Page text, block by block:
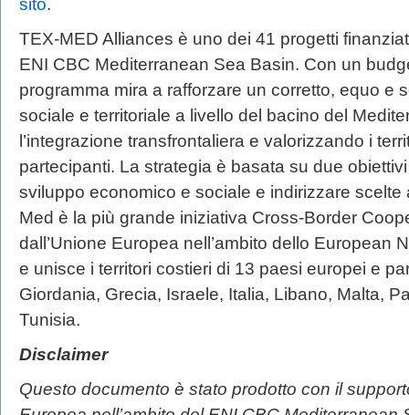
sito.
TEX-MED Alliances è uno dei 41 progetti
ENI CBC Mediterranean Sea Basin. Con un
programma mira a rafforzare un corretto, equo e
sociale e territoriale a livello del bacino del
l’integrazione transfrontaliera e valorizzando i
partecipanti. La strategia è basata su due
sviluppo economico e sociale e indirizzare scelte
Med è la più grande iniziativa Cross-Border
dall’Unione Europea nell’ambito dello European
e unisce i territori costieri di 13 paesi europei e
Giordania, Grecia, Israele, Italia, Libano, Malta,
Tunisia.
Disclaimer
Questo documento è stato prodotto con il